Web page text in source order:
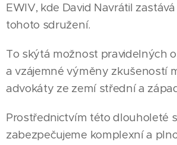
EWIV, kde David Navrátil
tohoto sdružení.
To skýtá možnost pravidelných
a vzájemné výměny zkušeností
advokáty ze zemí střední a
Prostřednictvím této dlouholeté
zabezpečujeme komplexní a